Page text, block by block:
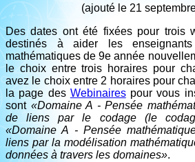
(ajouté le 21
Des dates ont été fixées pour trois
destinés à aider les
mathématiques de 9e année
le choix entre trois horaires pour
avez le choix entre 2 horaires pour
la page des Webinairespour vous
sont «Domaine A - Pensée
de liens par le codage (le
«Domaine A - Pensée
liens par la modélisation
données à travers les domaines».